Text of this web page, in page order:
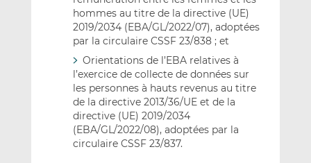
hommes au titre de la directive (UE)
2019/2034 (EBA/GL/2022/07), adoptées
par la circulaire CSSF 23/838 ; et
Orientations de l’EBA relatives à
l’exercice de collecte de données sur
les personnes à hauts revenus au titre
de la directive 2013/36/UE et de la
directive (UE) 2019/2034
(EBA/GL/2022/08), adoptées par la
circulaire CSSF 23/837.